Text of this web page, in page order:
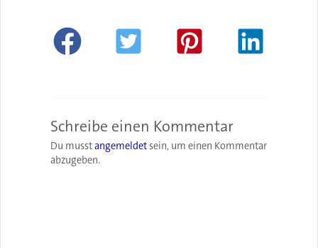
Schreibe einen Kommentar
Du musstangemeldetsein, um einen Kommentar
abzugeben.